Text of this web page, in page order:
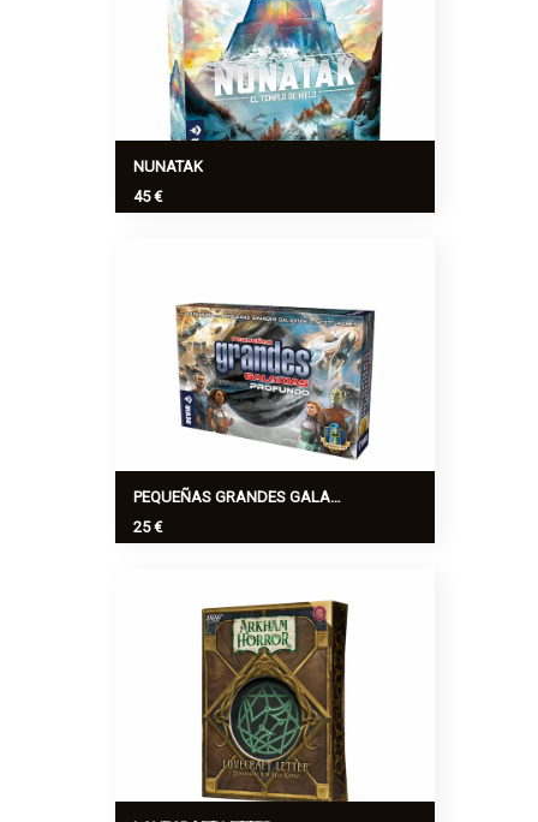
NUNATAK
45 €
sobresalen de la superficie helada.
¡Prepara las herramient...
Ver más >
PEQUEÑAS GRANDES GALAXIAS. ESPACIO PROFUNDO
25 €
momento de ampliar tus fronteras.
¿Preparados para guiar vuestra nave
hacia lo desconocido?